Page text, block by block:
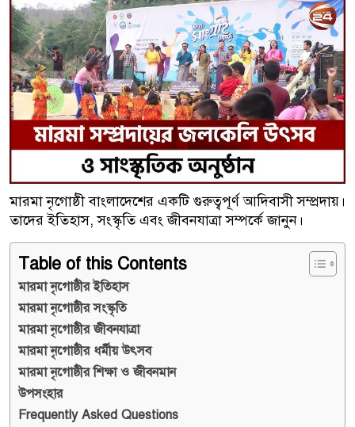
মারমা নৃগোষ্ঠী বাংলাদেশের একটি গুরুত্বপূর্ণ আদিবাসী সম্প্রদায়।
তাদের ইতিহাস, সংস্কৃতি এবং জীবনযাত্রা সম্পর্কে জানুন।
Table of this Contents
মারমা নৃগোষ্ঠীর ইতিহাস
মারমা নৃগোষ্ঠীর সংস্কৃতি
মারমা নৃগোষ্ঠীর জীবনযাত্রা
মারমা নৃগোষ্ঠীর ধর্মীয় উৎসব
মারমা নৃগোষ্ঠীর শিক্ষা ও জীবনমান
উপসংহার
Frequently Asked Questions